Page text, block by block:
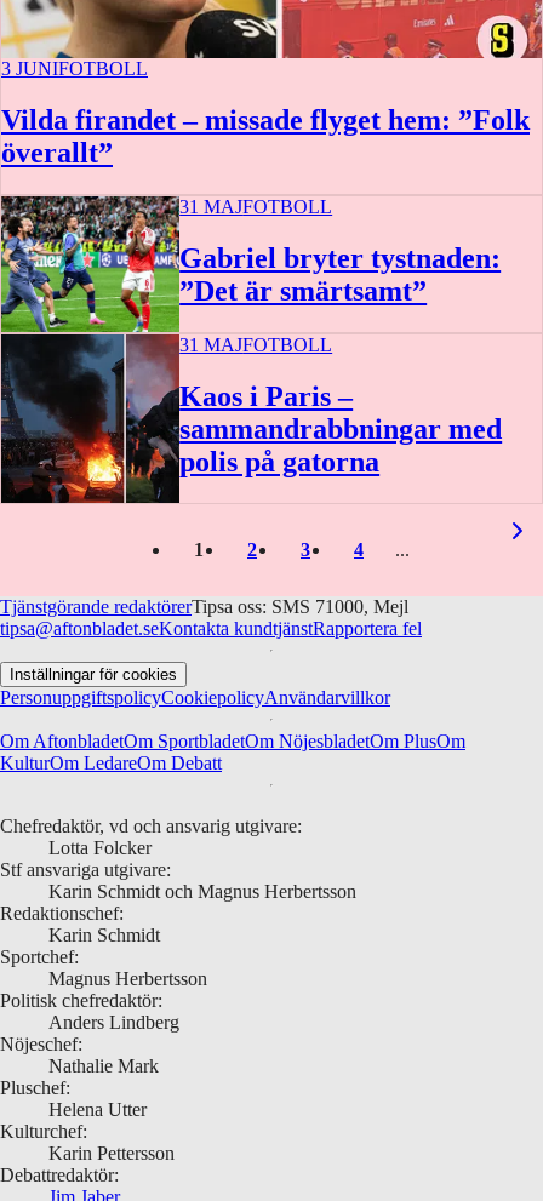
3 JUNIFOTBOLL
Vilda firandet – missade flyget hem: ”Folk
överallt”
31 MAJFOTBOLL
Gabriel bryter tystnaden:
”Det är smärtsamt”
31 MAJFOTBOLL
Kaos i Paris –
sammandrabbningar med
polis på gatorna
1 2 3 4
Tjänstgörande redaktörerTipsa oss: SMS 71000, Mejl
tipsa@aftonbladet.seKontakta kundtjänstRapportera fel
Inställningar för cookies
PersonuppgiftspolicyCookiepolicyAnvändarvillkor
Om AftonbladetOm SportbladetOm NöjesbladetOm PlusOm
KulturOm LedareOm Debatt
Chefredaktör, vd och ansvarig utgivare:
Lotta Folcker
Stf ansvariga utgivare:
Karin Schmidt och Magnus Herbertsson
Redaktionschef:
Karin Schmidt
Sportchef:
Magnus Herbertsson
Politisk chefredaktör:
Anders Lindberg
Nöjeschef:
Nathalie Mark
Pluschef:
Helena Utter
Kulturchef:
Karin Pettersson
Debattredaktör:
Jim Jaber